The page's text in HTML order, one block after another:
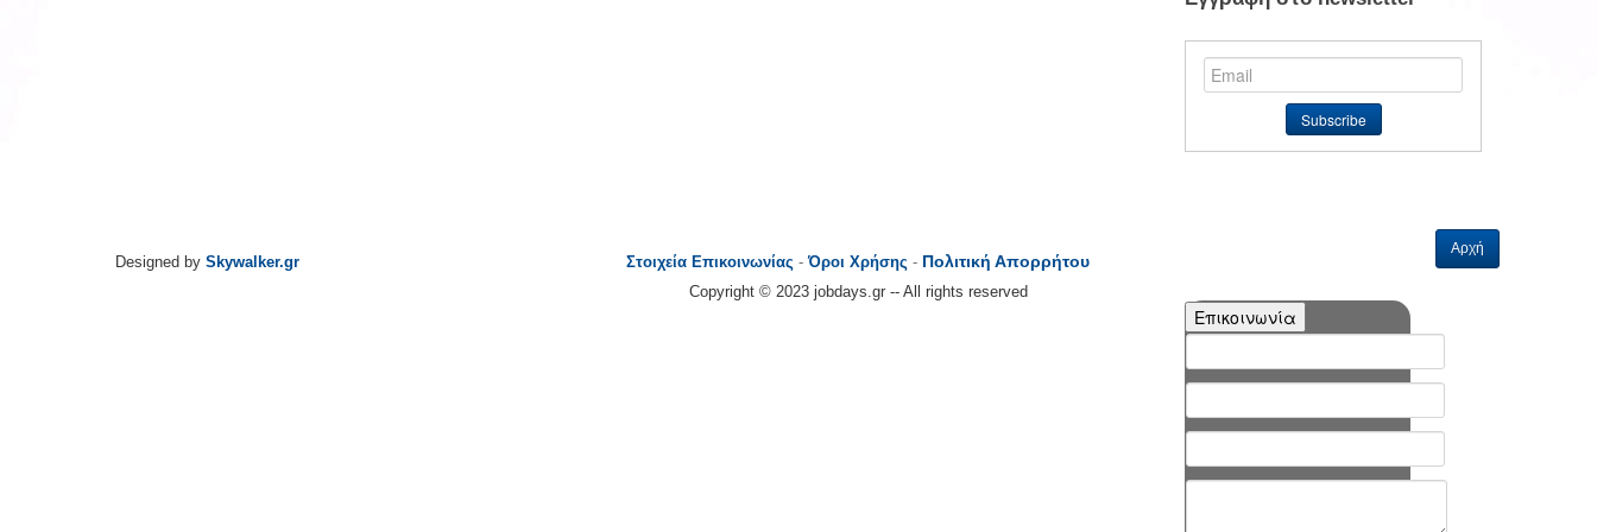
Designed by Skywalker.gr Στοιχεία Επικοινωνίας -Όροι Χρήσης - Πολιτική Απορρήτου
Copyright © 2023 jobdays.gr -- All rights reserved
Αρχή